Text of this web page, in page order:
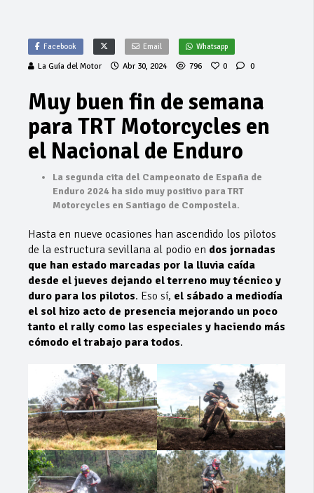
Facebook Email Whatsapp
La Guía del Motor Abr 30, 2024 796 0 0
Muy buen fin de semana
para TRT Motorcycles en
el Nacional de Enduro
La segunda cita del Campeonato de España de
Enduro 2024 ha sido muy positivo para TRT
Motorcycles en Santiago de Compostela.
Hasta en nueve ocasiones han ascendido los pilotos
de la estructura sevillana al podio en dos jornadas
que han estado marcadas por la lluvia caída
desde el jueves dejando el terreno muy técnico y
duro para los pilotos. Eso sí, el sábado a mediodía
el sol hizo acto de presencia mejorando un poco
tanto el rally como las especiales y haciendo más
cómodo el trabajo para todos.